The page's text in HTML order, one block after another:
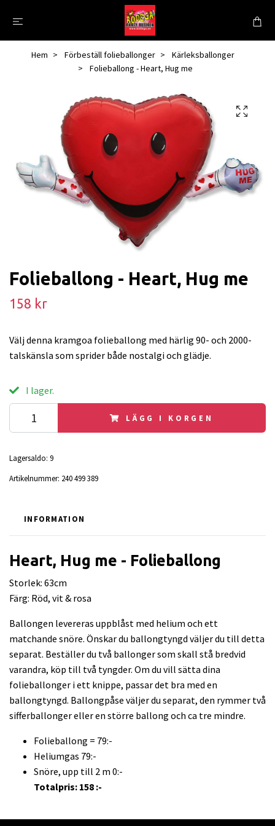
Hem Förbeställ folieballonger
Kärleksballonger
Folieballong - Heart, Hug me
Folieballong - Heart, Hug me
158 kr
Välj denna kramgoa folieballong med härlig 90- och 2000-
talskänsla som sprider både nostalgi och glädje.
I lager.
LÄGG I KORGEN
Lagersaldo: 9
Artikelnummer: 240 499 389
INFORMATION
Heart, Hug me - Folieballong
Storlek: 63cm
Färg: Röd, vit & rosa
Ballongen levereras uppblåst med helium och ett
matchande snöre. Önskar du ballongtyngd väljer du till detta
separat. Beställer du två ballonger som skall stå bredvid
varandra, köp till två tyngder. Om du vill sätta dina
folieballonger i ett knippe, passar det bra med en
ballongtyngd. Ballongpåse väljer du separat, den rymmer två
sifferballonger eller en större ballong och ca tre mindre.
Folieballong = 79:-
Heliumgas 79:-
Snöre, upp till 2 m 0:-
Totalpris: 158 :-